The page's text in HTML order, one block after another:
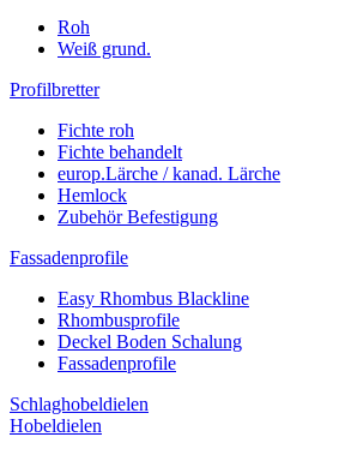
Roh
Weiß grund.
Profilbretter
Fichte roh
Fichte behandelt
europ.Lärche / kanad. Lärche
Hemlock
Zubehör Befestigung
Fassadenprofile
Easy Rhombus Blackline
Rhombusprofile
Deckel Boden Schalung
Fassadenprofile
Schlaghobeldielen
Hobeldielen